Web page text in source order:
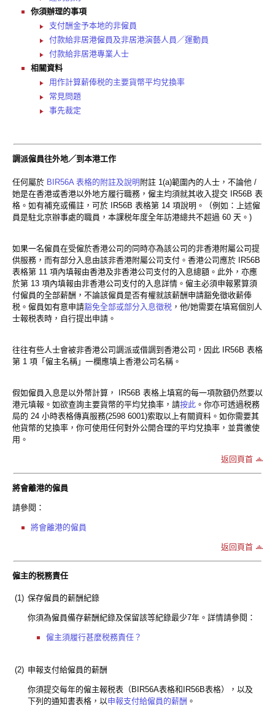
你須辦理的事項
支付酬金予本地的非僱員
付款給非居港僱員及非居港演藝人員／運動員
付款給非居港專業人士
相關資料
用作計算薪俸税的主要貨幣平均兌換率
常見問題
事先裁定
調派僱員往外地／到本港工作
任何屬於 BIR56A 表格的附註及說明附註 1(a)範圍內的人士，不論他 /
她是在香港或香港以外地方履行職務，僱主均須就其收入提交 IR56B 表
格。如有補充或備註，可於 IR56B 表格第 14 項說明。（例如：上述僱
員是駐北京辦事處的職員，本課税年度全年訪港總共不超過 60 天。)
如果一名僱員在受僱於香港公司的同時亦為該公司的非香港附屬公司提
供服務，而有部分入息由該非香港附屬公司支付。香港公司應於 IR56B
表格第 11 項內填報由香港及非香港公司支付的入息總額。此外，亦應
於第 13 項內填報由非香港公司支付的入息詳情。僱主必須申報累算須
付僱員的全部薪酬，不論該僱員是否有權就該薪酬申請豁免徵收薪俸
税。僱員如有意申請豁免全部或部分入息徵税 ，他/她需要在填寫個別人
士報税表時，自行提出申請。
往往有些人士會被非香港公司調派或借調到香港公司，因此 IR56B 表格
第 1 項「僱主名稱」一欄應填上香港公司名稱。
假如僱員入息是以外幣計算， IR56B 表格上填寫的每一項款額仍然要以
港元填報。如欲查詢主要貨幣的平均兌換率，請按此 。你亦可透過税務
局的 24 小時表格傳真服務(2598 6001)索取以上有關資料。如你需要其
他貨幣的兌換率，你可使用任何對外公開合理的平均兌換率，並貫徹使
用。
返回頁首
將會離港的僱員
請參閱：
將會離港的僱員
返回頁首
僱主的税務責任
(1) 保存僱員的薪酬紀錄
你須為僱員備存薪酬紀錄及保留該等紀錄最少7年。詳情請參閱：
僱主須履行甚麼税務責任？
(2) 申報支付給僱員的薪酬
你須提交每年的僱主報税表（BIR56A表格和IR56B表格），以及
下列的通知書表格，以 申報支付給僱員的薪酬 。